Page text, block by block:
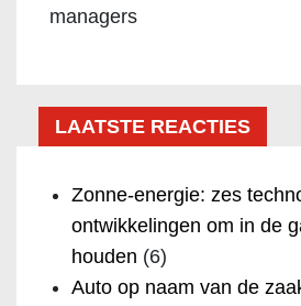
managers
LAATSTE REACTIES
Zonne-energie: zes
ontwikkelingen om in de
houden (6)
Auto op naam van de